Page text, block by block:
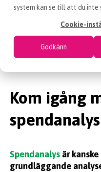
system kan se till att du inte
Cookie-
Godkänn
LEDIGA INKÖPSJOBB
OM OSS
KUNSKAP
Webinar 28 april
Kom igång
spendanalys
Spendanalys är
grundläggande